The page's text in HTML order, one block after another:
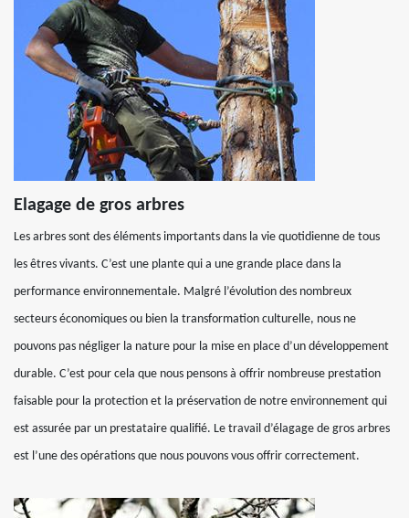
Elagage de gros arbres
Les arbres sont des éléments importants dans la vie quotidienne de tous
les êtres vivants. C’est une plante qui a une grande place dans la
performance environnementale. Malgré l’évolution des nombreux
secteurs économiques ou bien la transformation culturelle, nous ne
pouvons pas négliger la nature pour la mise en place d’un développement
durable. C’est pour cela que nous pensons à offrir nombreuse prestation
faisable pour la protection et la préservation de notre environnement qui
est assurée par un prestataire qualifié. Le travail d’élagage de gros arbres
est l’une des opérations que nous pouvons vous offrir correctement.